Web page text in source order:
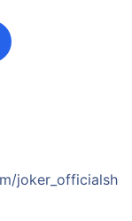
joker_officialsh